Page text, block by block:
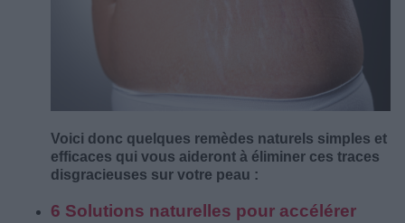
Voici donc quelques remèdes naturels simples et
efficaces qui vous aideront à éliminer ces traces
disgracieuses sur votre peau :
6 Solutions naturelles pour accélérer